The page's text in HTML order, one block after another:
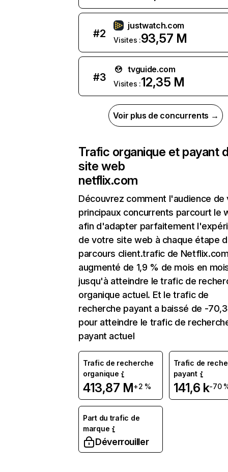
#2
justwatch.com
Visites :93,57 M
#3
tvguide.com
Visites :12,35 M
Voir plus de concurrents →
Trafic organique et payant
site web
netflix.com
Découvrez comment l'audience de
principaux concurrents parcourt le
afin d'adapter parfaitement
de votre site web à chaque étape
parcours client.trafic de
augmenté de 1,9 % de mois en
jusqu'à atteindre le trafic de
organique actuel. Et le trafic de
recherche payant a baissé de -
pour atteindre le trafic de
payant actuel
Trafic de recherche
organique
413,87 M+2 %
Trafic de
payant
141,6 k-70
Part du trafic de
marque
Déverrouiller